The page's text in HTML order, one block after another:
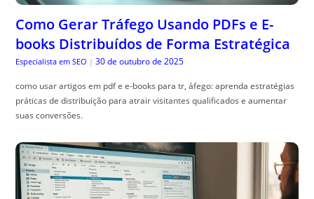
Como Gerar Tráfego Usando PDFs e E-
books Distribuídos de Forma Estratégica
Especialista em SEO | 30 de outubro de 2025
como usar artigos em pdf e e-books para tr, áfego: aprenda estratégias
práticas de distribuição para atrair visitantes qualificados e aumentar
suas conversões.